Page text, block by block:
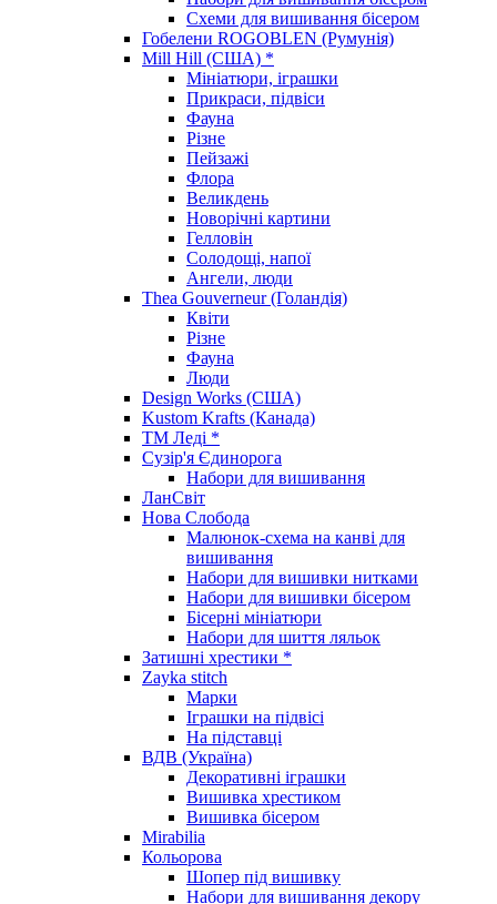
Схеми для вишивання бісером
Гобелени ROGOBLEN (Румунія)
Mill Hill (США) *
Мініатюри, іграшки
Прикраси, підвіси
Фауна
Різне
Пейзажі
Флора
Великдень
Новорічні картини
Гелловін
Солодощі, напої
Ангели, люди
Thea Gouverneur (Голандія)
Квіти
Різне
Фауна
Люди
Design Works (США)
Kustom Krafts (Канада)
ТМ Леді *
Сузір'я Єдинорога
Набори для вишивання
ЛанСвіт
Нова Слобода
Малюнок-схема на канві для
вишивання
Набори для вишивки нитками
Набори для вишивки бісером
Бісерні мініатюри
Набори для шиття ляльок
Затишні хрестики *
Zayka stitch
Марки
Іграшки на підвісі
На підставці
ВДВ (Україна)
Декоративні іграшки
Вишивка хрестиком
Вишивка бісером
Mirabilia
Кольорова
Шопер під вишивку
Набори для вишивання декору